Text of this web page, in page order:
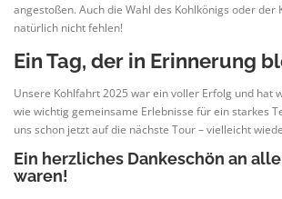
angestoßen. Auch die Wahl des Kohlkönigs oder der
natürlich nicht fehlen!
Ein Tag, der in Erinnerung
Unsere Kohlfahrt 2025 war ein voller Erfolg und hat
wie wichtig gemeinsame Erlebnisse für ein starkes
uns schon jetzt auf die nächste Tour – vielleicht
Ein herzliches Dankeschön an
waren!